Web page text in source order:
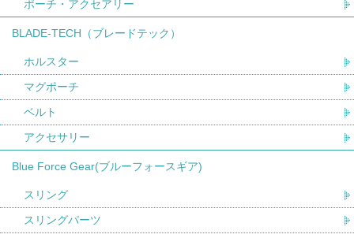
ポーチ・アクセアリー
BLADE-TECH（ブレードテック）
ホルスター
マグポーチ
ベルト
アクセサリー
Blue Force Gear(ブルーフォースギア)
スリング
スリングパーツ